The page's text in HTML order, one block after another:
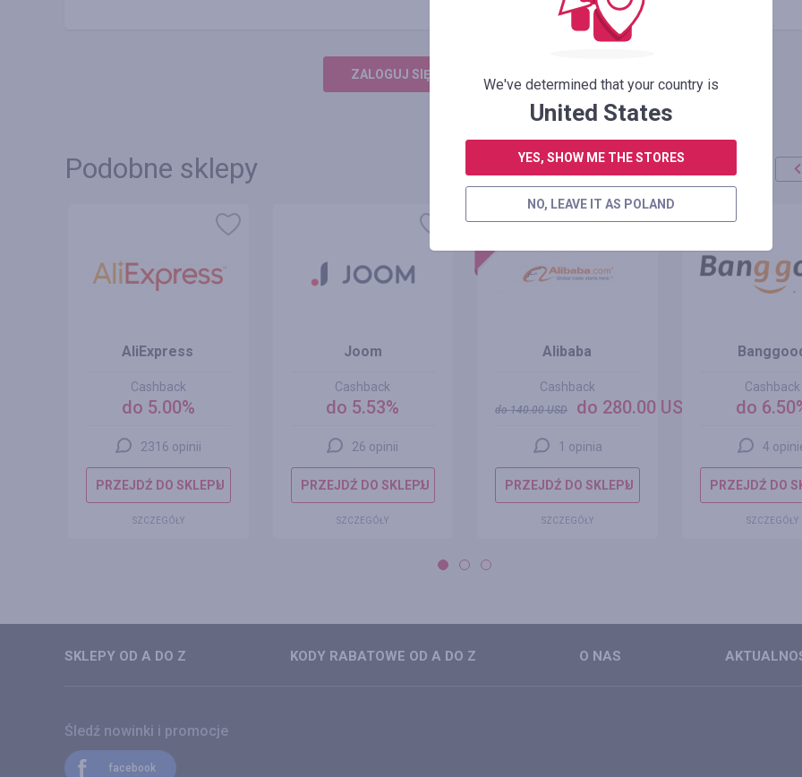
ZALOGUJ SIĘ, ŻEBY ZOSTAWIĆ OPINIĘ
Podobne sklepy
AliExpress
Cashback
do 5.00%
2316 opinii
PRZEJDŹ DO SKLEPU
SZCZEGÓŁY
Joom
Cashback
do 5.53%
26 opinii
PRZEJDŹ DO SKLEPU
SZCZEGÓŁY
promocja
+100%
Alibaba
Cashback
do140.00USD do 280.00 USD
1 opinia
PRZEJDŹ DO SKLEPU
SZCZEGÓŁY
Cashback
do
4
PRZEJDŹ DO
SZCZEGÓŁY
SKLEPY OD A DO Z KODY RABATOWE OD A DO Z O NAS
Śledź nowinki i promocje
facebook
We've determined that your country is
United States
YES, SHOW ME THE STORES
NO, LEAVE IT AS POLAND